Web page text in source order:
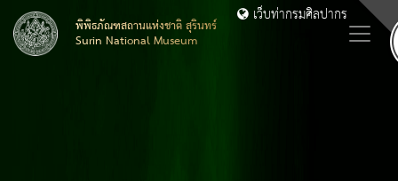
พิพิธภัณฑสถานแห่งชาติ สุรินทร์
Surin National Museum
เว็บท่ากรมศิลปากร